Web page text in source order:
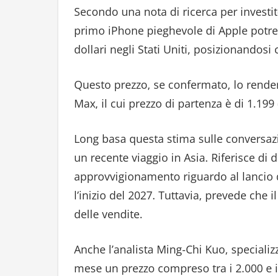
Secondo una nota di ricerca per
primo iPhone pieghevole di Apple
dollari negli Stati Uniti, posizionandosi
Questo prezzo, se confermato, lo
Max, il cui prezzo di partenza è di
Long basa questa stima sulle
un recente viaggio in Asia. Riferisce di
approvvigionamento riguardo al lancio
l’inizio del 2027. Tuttavia, prevede
delle vendite.
Anche l’analista Ming-Chi Kuo,
mese un prezzo compreso tra i 2.000